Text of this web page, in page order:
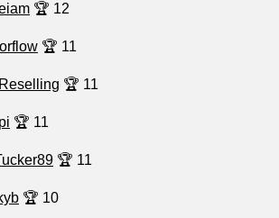
🏆 12
🏆 11
🏆 11
🏆 11
🏆 11
🏆 10